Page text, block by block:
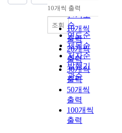
순
인기도
순
연도순
제목순
저자순
발행기
관순
내림차순
10개씩 출력
10개씩
출력
20개씩
출력
30개씩
출력
50개씩
출력
100개씩
출력
조회